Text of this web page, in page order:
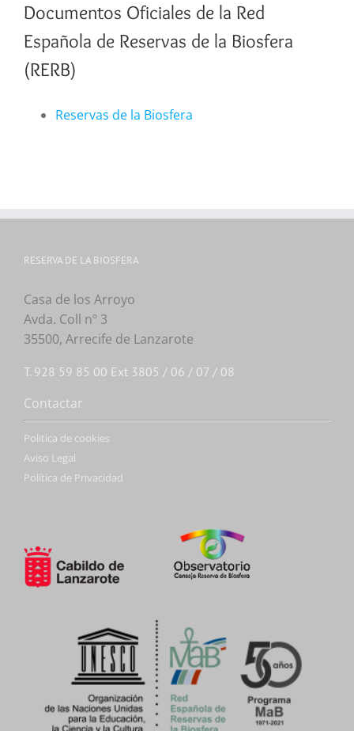
Documentos Oficiales de la Red
Española de Reservas de la Biosfera
(RERB)
Reservas de la Biosfera
RESERVA DE LA BIOSFERA
Casa de los Arroyo
Avda. Coll nº 3
35500, Arrecife de Lanzarote
T. 928 59 85 00 Ext 3805 / 06 / 07 / 08
Contactar
Politica de cookies
Aviso Legal
Política de Privacidad